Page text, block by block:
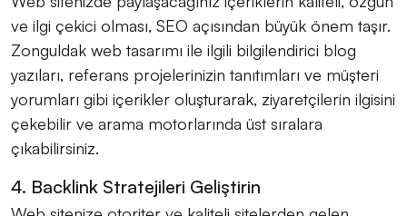
ve ilgi çekici olması, SEO açısından büyük önem taşır.
Zonguldak web tasarımı ile ilgili bilgilendirici blog
yazıları, referans projelerinizin tanıtımları ve müşteri
yorumları gibi içerikler oluşturarak, ziyaretçilerin ilgisini
çekebilir ve arama motorlarında üst sıralara
çıkabilirsiniz.
4. Backlink Stratejileri Geliştirin